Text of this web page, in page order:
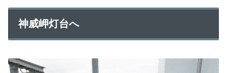
神威岬灯台へ